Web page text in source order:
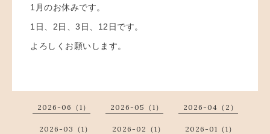
1月のお休みです。
1日、2日、3日、12日です。
よろしくお願いします。
2026-06（1） 2026-05（1） 2026-04（2）
2026-03（1） 2026-02（1） 2026-01（1）